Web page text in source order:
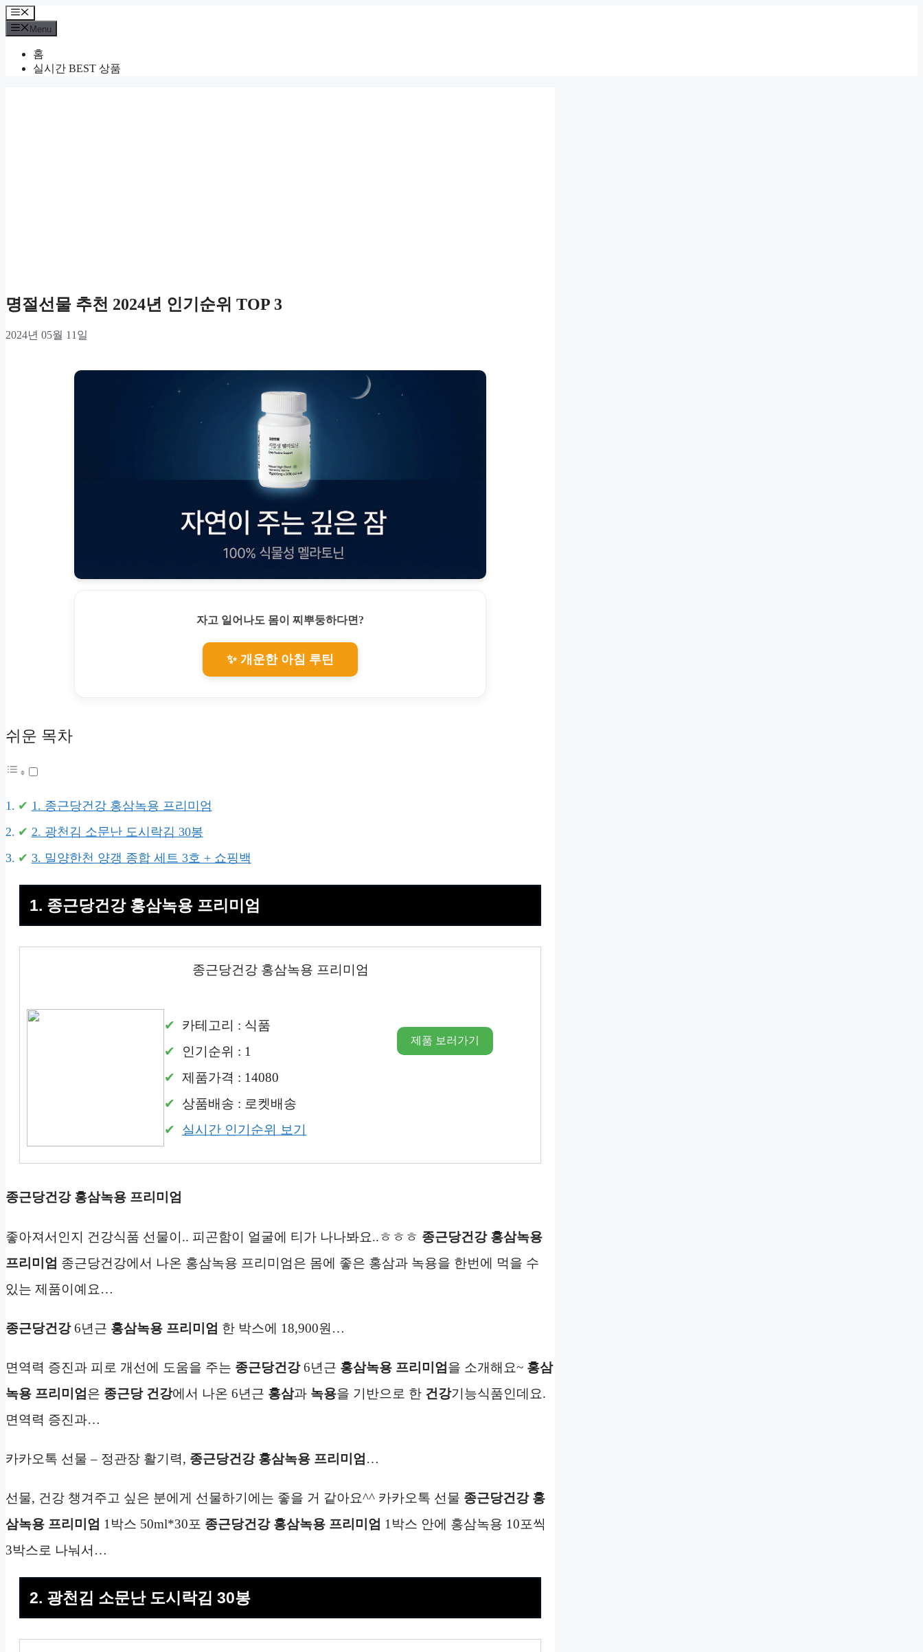
Skip
to
content
Menu
Menu
홈
실시간 BEST 상품
명절선물 추천 2024년 인기순위 TOP 3
2024년 05월 11일
자고 일어나도 몸이 찌뿌둥하다면?
✨ 개운한 아침 루틴
쉬운 목차
1. 종근당건강 홍삼녹용 프리미엄
2. 광천김 소문난 도시락김 30봉
3. 밀양한천 양갱 종합 세트 3호 + 쇼핑백
1. 종근당건강 홍삼녹용 프리미엄
종근당건강 홍삼녹용 프리미엄
카테고리 : 식품
인기순위 : 1
제품가격 : 14080
상품배송 : 로켓배송
실시간 인기순위 보기
제품 보러가기
종근당건강 홍삼녹용 프리미엄
좋아져서인지 건강식품 선물이.. 피곤함이 얼굴에 티가 나나봐요..ㅎㅎㅎ 종근당건강 홍삼녹용
프리미엄 종근당건강에서 나온 홍삼녹용 프리미엄은 몸에 좋은 홍삼과 녹용을 한번에 먹을 수
있는 제품이예요…
종근당건강6년근 홍삼녹용 프리미엄 한 박스에 18,900원…
면역력 증진과 피로 개선에 도움을 주는 종근당건강6년근 홍삼녹용 프리미엄 을 소개해요~ 홍삼
녹용 프리미엄 은 종근당 건강에서 나온 6년근 홍삼과 녹용을 기반으로 한 건강기능식품인데요.
면역력 증진과…
카카오톡 선물 – 정관장 활기력, 종근당건강 홍삼녹용 프리미엄 …
선물, 건강 챙겨주고 싶은 분에게 선물하기에는 좋을 거 같아요^^ 카카오톡 선물 종근당건강 홍
삼녹용 프리미엄 1박스 50ml*30포 종근당건강 홍삼녹용 프리미엄 1박스 안에 홍삼녹용 10포씩
3박스로 나눠서…
2. 광천김 소문난 도시락김 30봉